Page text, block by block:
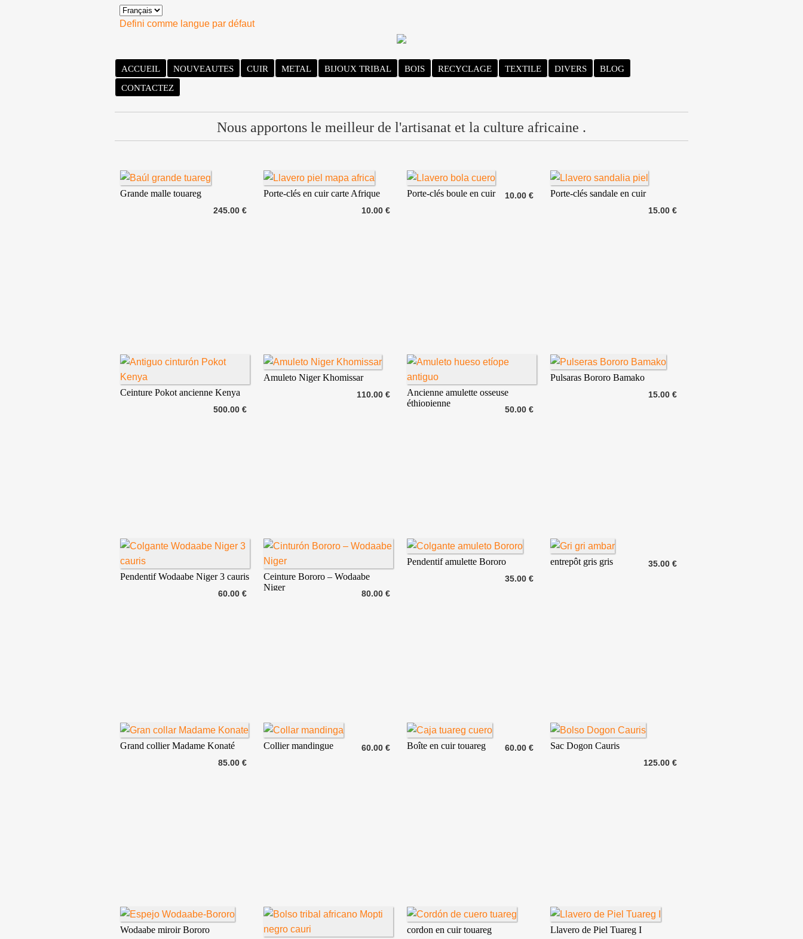
Defini comme langue par défaut
ACCUEIL NOUVEAUTES CUIR METAL BIJOUX TRIBAL BOIS RECYCLAGE TEXTILE DIVERS
BLOG
CONTACTEZ
Nous apportons le meilleur de l'artisanat et la culture africaine .
245.00 €
Grande malle touareg
10.00 €
Porte-clés en cuir carte Afrique 10.00 €
Porte-clés boule en cuir
15.00 €
Porte-clés sandale en cuir
500.00 €
Ceinture Pokot ancienne Kenya 110.00 €
Amuleto Niger Khomissar
50.00 €
Ancienne amulette osseuse
éthiopienne
15.00 €
Pulsaras Bororo Bamako
60.00 €
Pendentif Wodaabe Niger 3 cauris
80.00 €
Ceinture Bororo – Wodaabe
Niger
35.00 €
Pendentif amulette Bororo 35.00 €
entrepôt gris gris
85.00 €
Grand collier Madame Konaté 60.00 €
Collier mandingue 60.00 €
Boîte en cuir touareg
125.00 €
Sac Dogon Cauris
Wodaabe miroir Bororo cordon en cuir touareg Llavero de Piel Tuareg I